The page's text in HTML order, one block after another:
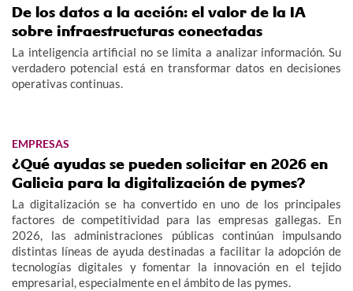
De los datos a la acción: el valor de la IA
sobre infraestructuras conectadas
La inteligencia artificial no se limita a analizar información. Su
verdadero potencial está en transformar datos en decisiones
operativas continuas.
EMPRESAS
¿Qué ayudas se pueden solicitar en 2026 en
Galicia para la digitalización de pymes?
La digitalización se ha convertido en uno de los principales
factores de competitividad para las empresas gallegas. En
2026, las administraciones públicas continúan impulsando
distintas líneas de ayuda destinadas a facilitar la adopción de
tecnologías digitales y fomentar la innovación en el tejido
empresarial, especialmente en el ámbito de las pymes.